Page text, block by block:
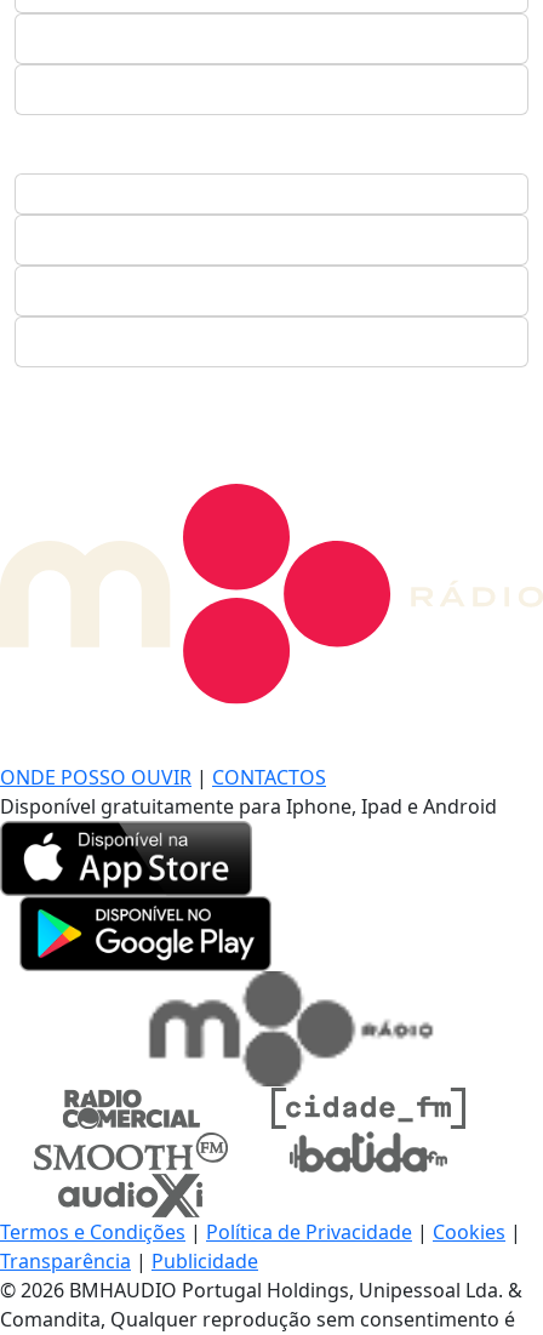
ONDE POSSO OUVIR | CONTACTOS
Disponível gratuitamente para Iphone, Ipad e Android
Termos e Condições | Política de Privacidade | Cookies |
Transparência | Publicidade
© 2026 BMHAUDIO Portugal Holdings, Unipessoal Lda. &
Comandita, Qualquer reprodução sem consentimento é